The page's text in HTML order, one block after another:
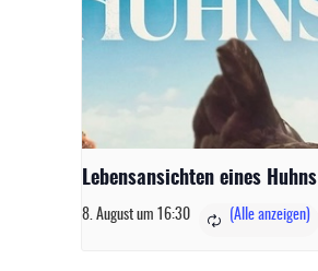
Lebensansichten eines Huhns
8. August um 16:30